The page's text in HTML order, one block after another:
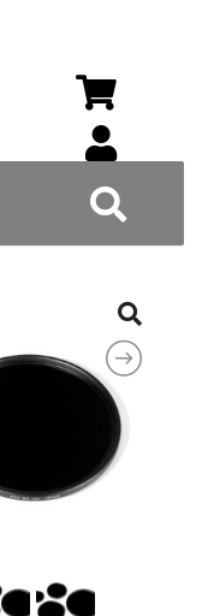
Wyszukiwarka